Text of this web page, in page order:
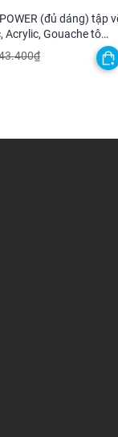
(đủ dáng) tập
Acrylic, Gouache tô
số hóa